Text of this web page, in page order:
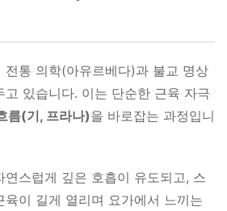
전통 의학(아유르베다)과 불교 명상
고 있습니다. 이는 단순한 근육 자극
름(기, 프라나)을 바로잡는 과정입니
스럽게 깊은 호흡이 유도되고, 스
육이 길게 열리며 요가에서 느끼는